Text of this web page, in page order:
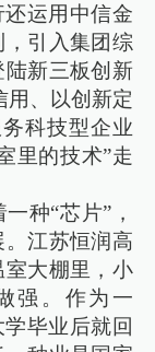
运用中信金
引入集团综
新三板创新
用、以创新定
科技型企业
里的技术”走
种“芯片”，
江苏恒润高
大棚里，小
强。作为一
毕业后就回